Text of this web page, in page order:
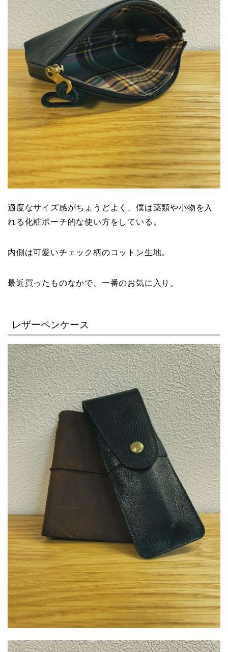
適度なサイズ感がちょうどよく、僕は薬類や小物を入
れる化粧ポーチ的な使い方をしている。
内側は可愛いチェック柄のコットン生地。
最近買ったものなかで、一番のお気に入り。
レザーペンケース